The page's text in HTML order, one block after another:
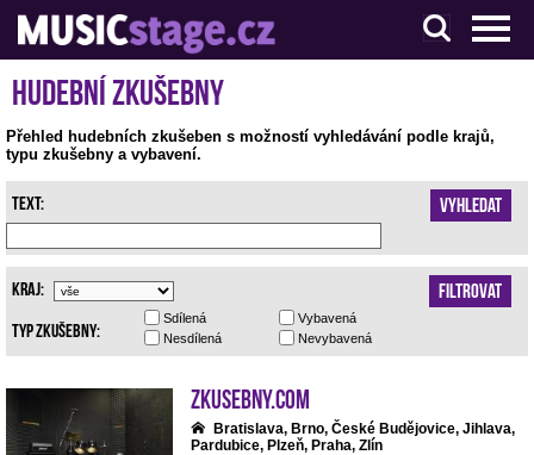
S muzikanty pro muzikanty
Hudební zkušebny
Přehled hudebních zkušeben s možností vyhledávání podle krajů,
typu zkušebny a vybavení.
Vyhledat
Text:
Filtrovat
Kraj:
Vybavená
Nevybavená
Sdílená
Nesdílená
Typ zkušebny:
Zkusebny.com
Bratislava, Brno, České Budějovice, Jihlava,
Pardubice, Plzeň, Praha, Zlín